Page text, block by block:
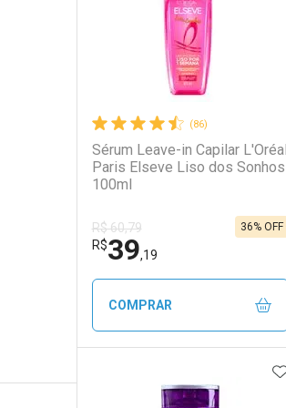
Ativar Desconto
Comprar sem Desconto
Comprar sem Desconto
(86)
Sérum Leave-in Capilar L'Oréal
Paris Elseve Liso dos Sonhos
100ml
R$ 60,79
R$39,19
36% OFF
COMPRAR